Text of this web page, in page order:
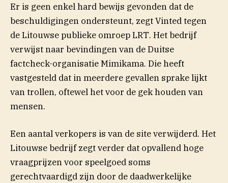
Er is geen enkel hard bewijs gevonden dat de
beschuldigingen ondersteunt, zegt Vinted tegen
de Litouwse publieke omroepLRT(opent in nieuw
. Het bedrijf
verwijst naar bevindingen van de Duitse
factcheck-organisatie Mimikama. Die heeft
vastgesteld dat in meerdere gevallen sprake lijkt
van trollen, oftewel het voor de gek houden van
mensen.
Een aantal verkopers is van de site verwijderd. Het
Litouwse bedrijf zegt verder dat opvallend hoge
vraagprijzen voor speelgoed soms
gerechtvaardigd zijn door de daadwerkelijke